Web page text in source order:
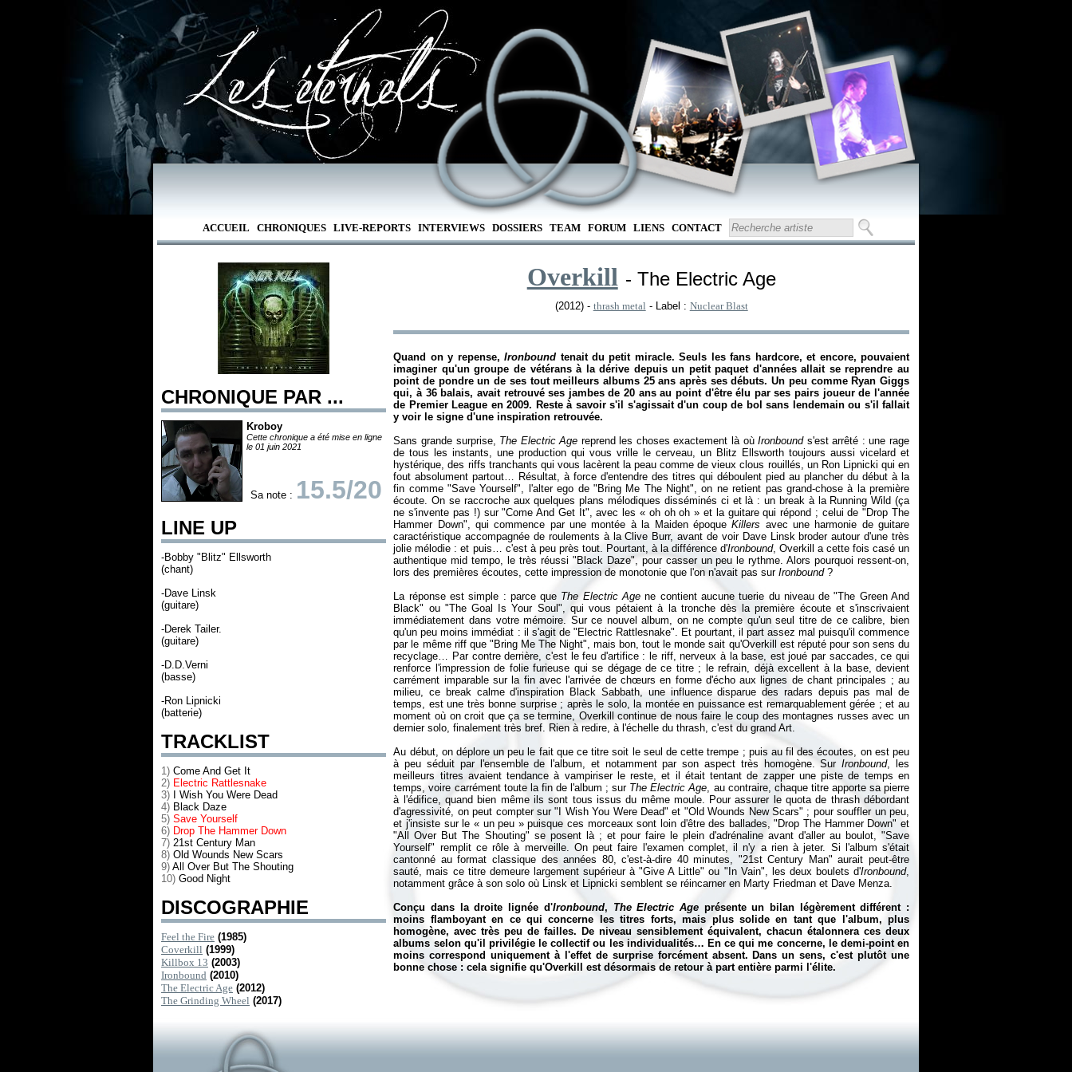
ACCUEIL CHRONIQUES LIVE-REPORTS INTERVIEWS DOSSIERS TEAM FORUM LIENS CONTACT
CHRONIQUE PAR ...
Kroboy
Cette chronique a été mise en ligne
le 01 juin 2021
Sa note : 15.5/20
LINE UP
-Bobby "Blitz" Ellsworth
(chant)
-Dave Linsk
(guitare)
-Derek Tailer.
(guitare)
-D.D.Verni
(basse)
-Ron Lipnicki
(batterie)
TRACKLIST
1) Come And Get It
2) Electric Rattlesnake
3) I Wish You Were Dead
4) Black Daze
5) Save Yourself
6) Drop The Hammer Down
7) 21st Century Man
8) Old Wounds New Scars
9) All Over But The Shouting
10) Good Night
DISCOGRAPHIE
Feel the Fire (1985)
Coverkill (1999)
Killbox 13 (2003)
Ironbound (2010)
The Electric Age (2012)
The Grinding Wheel (2017)
Overkill - The Electric Age
(2012) - thrash metal - Label : Nuclear Blast
Quand on y repense,Ironbound tenait du petit miracle. Seuls les fans hardcore, et encore, pouvaient
imaginer qu'un groupe de vétérans à la dérive depuis un petit paquet d'années allait se reprendre au
point de pondre un de ses tout meilleurs albums 25 ans après ses débuts. Un peu comme Ryan Giggs
qui, à 36 balais, avait retrouvé ses jambes de 20 ans au point d'être élu par ses pairs joueur de l'année
de Premier League en 2009. Reste à savoir s'il s'agissait d'un coup de bol sans lendemain ou s'il fallait
y voir le signe d'une inspiration retrouvée.
Sans grande surprise, The Electric Age reprend les choses exactement là oùIronbounds'est arrêté : une rage
de tous les instants, une production qui vous vrille le cerveau, un Blitz Ellsworth toujours aussi vicelard et
hystérique, des riffs tranchants qui vous lacèrent la peau comme de vieux clous rouillés, un Ron Lipnicki qui en
fout absolument partout… Résultat, à force d'entendre des titres qui déboulent pied au plancher du début à la
fin comme "Save Yourself", l'alter ego de "Bring Me The Night", on ne retient pas grand-chose à la première
écoute. On se raccroche aux quelques plans mélodiques disséminés ci et là : un break à la Running Wild (ça
ne s'invente pas !) sur "Come And Get It", avec les « oh oh oh » et la guitare qui répond ; celui de "Drop The
Hammer Down", qui commence par une montée à la Maiden époqueKillers avec une harmonie de guitare
caractéristique accompagnée de roulements à la Clive Burr, avant de voir Dave Linsk broder autour d'une très
jolie mélodie : et puis… c'est à peu près tout. Pourtant, à la différence d'Ironbound, Overkill a cette fois casé un
authentique mid tempo, le très réussi "Black Daze", pour casser un peu le rythme. Alors pourquoi ressent-on,
lors des premières écoutes, cette impression de monotonie que l'on n'avait pas surIronbound?
La réponse est simple : parce que The Electric Age ne contient aucune tuerie du niveau de "The Green And
Black" ou "The Goal Is Your Soul", qui vous pétaient à la tronche dès la première écoute et s'inscrivaient
immédiatement dans votre mémoire. Sur ce nouvel album, on ne compte qu'un seul titre de ce calibre, bien
qu'un peu moins immédiat : il s'agit de "Electric Rattlesnake". Et pourtant, il part assez mal puisqu'il commence
par le même riff que "Bring Me The Night", mais bon, tout le monde sait qu'Overkill est réputé pour son sens du
recyclage… Par contre derrière, c'est le feu d'artifice : le riff, nerveux à la base, est joué par saccades, ce qui
renforce l'impression de folie furieuse qui se dégage de ce titre ; le refrain, déjà excellent à la base, devient
carrément imparable sur la fin avec l'arrivée de chœurs en forme d'écho aux lignes de chant principales ; au
milieu, ce break calme d'inspiration Black Sabbath, une influence disparue des radars depuis pas mal de
temps, est une très bonne surprise ; après le solo, la montée en puissance est remarquablement gérée ; et au
moment où on croit que ça se termine, Overkill continue de nous faire le coup des montagnes russes avec un
dernier solo, finalement très bref. Rien à redire, à l'échelle du thrash, c'est du grand Art.
Au début, on déplore un peu le fait que ce titre soit le seul de cette trempe ; puis au fil des écoutes, on est peu
à peu séduit par l'ensemble de l'album, et notamment par son aspect très homogène. SurIronbound, les
meilleurs titres avaient tendance à vampiriser le reste, et il était tentant de zapper une piste de temps en
temps, voire carrément toute la fin de l'album ; sur The Electric Age, au contraire, chaque titre apporte sa pierre
à l'édifice, quand bien même ils sont tous issus du même moule. Pour assurer le quota de thrash débordant
d'agressivité, on peut compter sur "I Wish You Were Dead" et "Old Wounds New Scars" ; pour souffler un peu,
et j'insiste sur le « un peu » puisque ces morceaux sont loin d'être des ballades, "Drop The Hammer Down" et
"All Over But The Shouting" se posent là ; et pour faire le plein d'adrénaline avant d'aller au boulot, "Save
Yourself" remplit ce rôle à merveille. On peut faire l'examen complet, il n'y a rien à jeter. Si l'album s'était
cantonné au format classique des années 80, c'est-à-dire 40 minutes, "21st Century Man" aurait peut-être
sauté, mais ce titre demeure largement supérieur à "Give A Little" ou "In Vain", les deux boulets d'Ironbound,
notamment grâce à son solo où Linsk et Lipnicki semblent se réincarner en Marty Friedman et Dave Menza.
Conçu dans la droite lignée d'Ironbound, The Electric Ageprésente un bilan légèrement différent :
moins flamboyant en ce qui concerne les titres forts, mais plus solide en tant que l'album, plus
homogène, avec très peu de failles. De niveau sensiblement équivalent, chacun étalonnera ces deux
albums selon qu'il privilégie le collectif ou les individualités… En ce qui me concerne, le demi-point en
moins correspond uniquement à l'effet de surprise forcément absent. Dans un sens, c'est plutôt une
bonne chose : cela signifie qu'Overkill est désormais de retour à part entière parmi l'élite.